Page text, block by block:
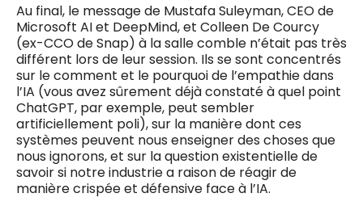
Au final, le message de Mustafa Suleyman, CEO de
Microsoft AI et DeepMind, et Colleen De Courcy
(ex-CCO de Snap) à la salle comble n’était pas très
différent lors de leur session. Ils se sont concentrés
sur le comment et le pourquoi de l’empathie dans
l’IA (vous avez sûrement déjà constaté à quel point
ChatGPT, par exemple, peut sembler
artificiellement poli), sur la manière dont ces
systèmes peuvent nous enseigner des choses que
nous ignorons, et sur la question existentielle de
savoir si notre industrie a raison de réagir de
manière crispée et défensive face à l’IA.